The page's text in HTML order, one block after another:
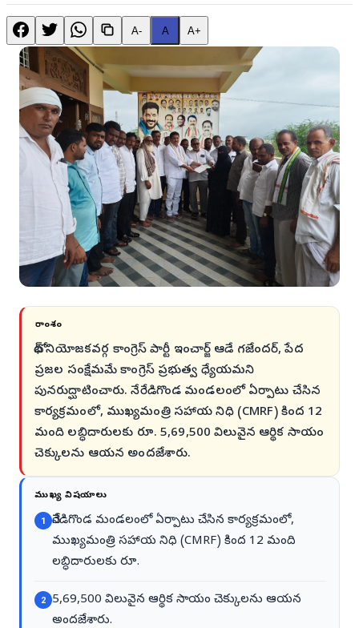
A- A A+
సారాంశం
బోథ్ నియోజకవర్గ కాంగ్రెస్ పార్టీ ఇంచార్జ్ ఆడే గజేందర్, పేద
ప్రజల సంక్షేమమే కాంగ్రెస్ ప్రభుత్వ ధ్యేయమని
పునరుద్ఘాటించారు. నేరేడిగొండ మండలంలో ఏర్పాటు చేసిన
కార్యక్రమంలో, ముఖ్యమంత్రి సహాయ నిధి (CMRF) కింద 12
మంది లబ్ధిదారులకు రూ. 5,69,500 విలువైన ఆర్థిక సాయం
చెక్కులను ఆయన అందజేశారు.
ముఖ్య విషయాలు
1
నేరేడిగొండ మండలంలో ఏర్పాటు చేసిన కార్యక్రమంలో,
ముఖ్యమంత్రి సహాయ నిధి (CMRF) కింద 12 మంది
లబ్ధిదారులకు రూ.
2
5,69,500 విలువైన ఆర్థిక సాయం చెక్కులను ఆయన
అందజేశారు.